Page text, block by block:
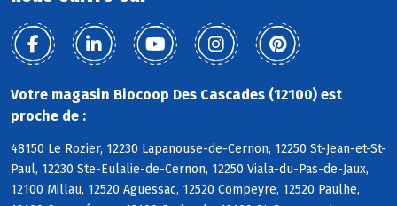
Votre magasin Biocoop Des Cascades (12100) est
proche de :
48150 Le Rozier, 12230 Lapanouse-de-Cernon, 12250 St-Jean-et-St-
Paul, 12230 Ste-Eulalie-de-Cernon, 12250 Viala-du-Pas-de-Jaux,
12100 Millau, 12520 Aguessac, 12520 Compeyre, 12520 Paulhe,